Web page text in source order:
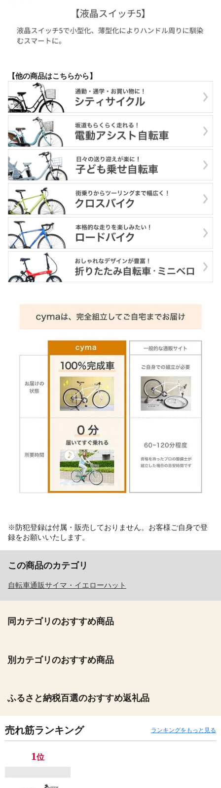
【他の商品はこちらから】
※防犯登録は付属・販売しておりません。お客様ご自身で登
録をお願いいたします。
この商品のカテゴリ
自転車通販サイマ・イエローハット
同カテゴリのおすすめ商品
別カテゴリのおすすめ商品
ふるさと納税百選のおすすめ返礼品
売れ筋ランキング ランキングをもっと見る
1位